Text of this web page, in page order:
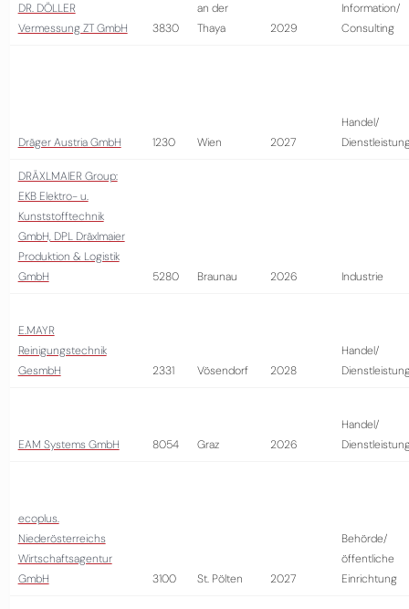
DR. DÖLLER
Vermessung ZT GmbH
3830
an der
Thaya
2029
Information/
Consulting
Dräger Austria GmbH 1230 Wien 2027
Handel/
DRÄXLMAIER Group:
EKB Elektro- u.
Kunststofftechnik
GmbH, DPL Dräxlmaier
Produktion & Logistik
GmbH
5280 Braunau 2026 Industrie
E.MAYR
Reinigungstechnik
GesmbH
2331 Vösendorf 2028
Handel/
EAM Systems GmbH 8054 Graz 2026
Handel/
ecoplus.
Niederösterreichs
Wirtschaftsagentur
GmbH
3100 St. Pölten 2027
Behörde/
öffentliche
Einrichtung